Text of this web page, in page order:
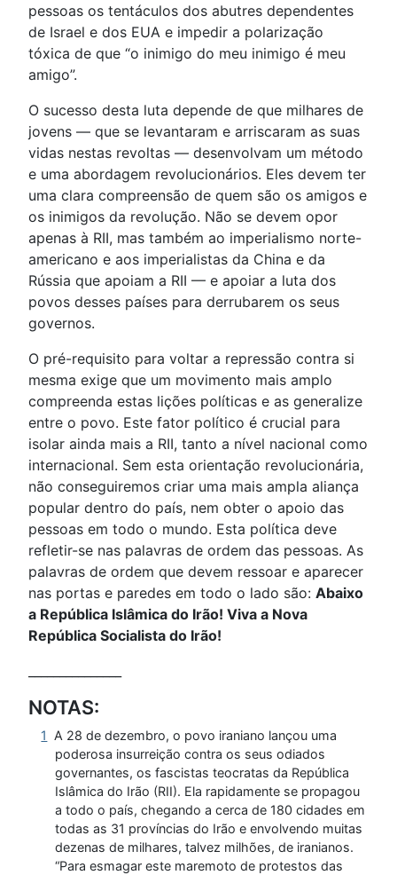
pessoas os tentáculos dos abutres dependentes
de Israel e dos EUA e impedir a polarização
tóxica de que “o inimigo do meu inimigo é meu
amigo”.
O sucesso desta luta depende de que milhares de
jovens — que se levantaram e arriscaram as suas
vidas nestas revoltas — desenvolvam um método
e uma abordagem revolucionários. Eles devem ter
uma clara compreensão de quem são os amigos e
os inimigos da revolução. Não se devem opor
apenas à RII, mas também ao imperialismo norte-
americano e aos imperialistas da China e da
Rússia que apoiam a RII — e apoiar a luta dos
povos desses países para derrubarem os seus
governos.
O pré-requisito para voltar a repressão contra si
mesma exige que um movimento mais amplo
compreenda estas lições políticas e as generalize
entre o povo. Este fator político é crucial para
isolar ainda mais a RII, tanto a nível nacional como
internacional. Sem esta orientação revolucionária,
não conseguiremos criar uma mais ampla aliança
popular dentro do país, nem obter o apoio das
pessoas em todo o mundo. Esta política deve
refletir-se nas palavras de ordem das pessoas. As
palavras de ordem que devem ressoar e aparecer
nas portas e paredes em todo o lado são: Abaixo
a República Islâmica do Irão! Viva a Nova
República Socialista do Irão!
NOTAS:
1
A 28 de dezembro, o povo iraniano lançou uma
poderosa insurreição contra os seus odiados
governantes, os fascistas teocratas da República
Islâmica do Irão (RII). Ela rapidamente se propagou
a todo o país, chegando a cerca de 180 cidades em
todas as 31 províncias do Irão e envolvendo muitas
dezenas de milhares, talvez milhões, de iranianos.
“Para esmagar este maremoto de protestos das